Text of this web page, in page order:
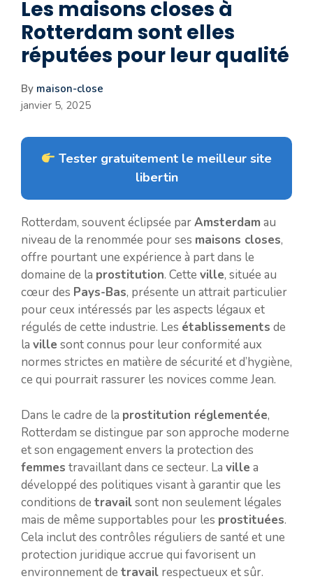
Les maisons closes à
Rotterdam sont elles
réputées pour leur qualité
By maison-close
janvier 5, 2025
Tester gratuitement le meilleur site
libertin
Rotterdam, souvent éclipsée parAmsterdam au
niveau de la renommée pour ses maisons closes,
offre pourtant une expérience à part dans le
domaine de la prostitution. Cette ville, située au
cœur des Pays-Bas, présente un attrait particulier
pour ceux intéressés par les aspects légaux et
régulés de cette industrie. Les établissements de
la ville sont connus pour leur conformité aux
normes strictes en matière de sécurité et d’hygiène,
ce qui pourrait rassurer les novices comme Jean.
Dans le cadre de la prostitution réglementée,
Rotterdam se distingue par son approche moderne
et son engagement envers la protection des
femmes travaillant dans ce secteur. La ville a
développé des politiques visant à garantir que les
conditions de travailsont non seulement légales
mais de même supportables pour les prostituées.
Cela inclut des contrôles réguliers de santé et une
protection juridique accrue qui favorisent un
environnement de travail respectueux et sûr.